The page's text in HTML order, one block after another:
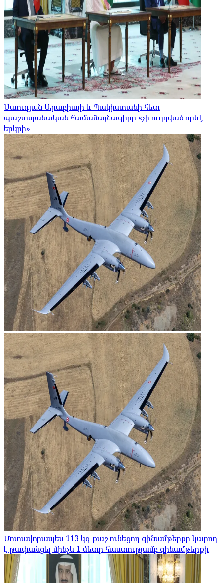
Սաուդյան Արաբիայի և Պակիստանի հետ
պաշտպանական համաձայնագիրը «չի ուղղված որևէ
երկրի»
Մոտավորապես 113 կգ քաշ ունեցող զինամթերքը կարող
է թափանցել մինչև 1 մետր հաստությամբ զինամթերքի